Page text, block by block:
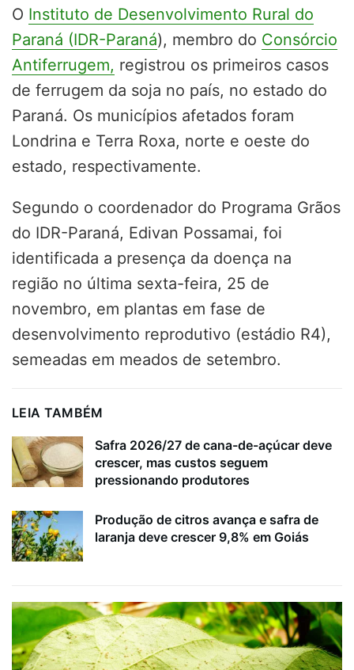
O Instituto de Desenvolvimento Rural do
Paraná (IDR-Paraná), membro do Consórcio
Antiferrugem, registrou os primeiros casos
de ferrugem da soja no país, no estado do
Paraná. Os municípios afetados foram
Londrina e Terra Roxa, norte e oeste do
estado, respectivamente.
Segundo o coordenador do Programa Grãos
do IDR-Paraná, Edivan Possamai, foi
identificada a presença da doença na
região no última sexta-feira, 25 de
novembro, em plantas em fase de
desenvolvimento reprodutivo (estádio R4),
semeadas em meados de setembro.
LEIA TAMBÉM
Safra 2026/27 de cana-de-açúcar deve
crescer, mas custos seguem
pressionando produtores
Produção de citros avança e safra de
laranja deve crescer 9,8% em Goiás